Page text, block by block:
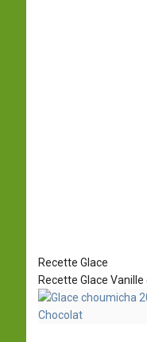
Recette Glace
Recette Glace